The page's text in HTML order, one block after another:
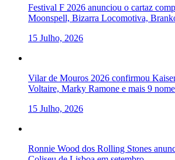
Festival F 2026 anunciou o cartaz
Moonspell, Bizarra Locomotiva,
15 Julho, 2026
Vilar de Mouros 2026 confirmou
Voltaire, Marky Ramone e mais 9
15 Julho, 2026
Ronnie Wood dos Rolling Stones